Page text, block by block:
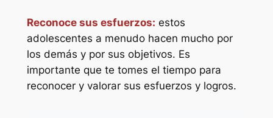
Reconoce sus esfuerzos: estos
adolescentes a menudo hacen mucho por
los demás y por sus objetivos. Es
importante que te tomes el tiempo para
reconocer y valorar sus esfuerzos y logros.